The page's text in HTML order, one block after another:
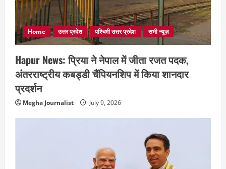
Home उत्तर प्रदेश पश्चिमी उत्तर प्रदेश सभी न्यूज़
Hapur News: प्रिया ने नेपाल में जीता रजत पदक,
अंतरराष्ट्रीय कबड्डी चैंपियनशिप में किया शानदार
प्रदर्शन
Megha Journalist July 9, 2026